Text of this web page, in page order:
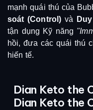
mạnh quái thú của
soát (Control) và
tận dụng Kỹ năng
hồi, đưa các quái thú
hiến tế.
Dian Keto the
Dian Keto the